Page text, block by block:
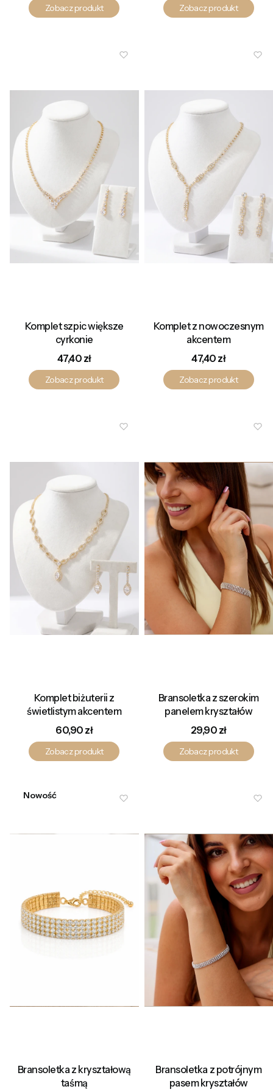
Zobacz produkt Zobacz produkt
Komplet szpic większe
cyrkonie
Cena
47,40 zł
Zobacz produkt
Komplet z nowoczesnym
akcentem
Cena
47,40 zł
Zobacz produkt
Komplet biżuterii z
świetlistym akcentem
Cena
60,90 zł
Zobacz produkt
Bransoletka z szerokim
panelem kryształów
Cena
29,90 zł
Zobacz produkt
Nowość
Bransoletka z kryształową
taśmą
Bransoletka z potrójnym
pasem kryształów